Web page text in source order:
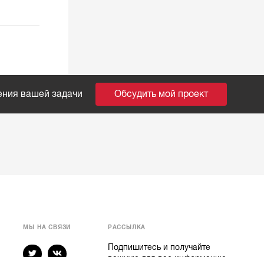
вашей задачи Обсудить мой проект
МЫ НА СВЯЗИ РАССЫЛКА
Подпишитесь и получайте